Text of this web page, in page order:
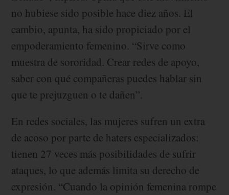
no hubiese sido posible hace diez años. El
cambio, apunta, ha sido propiciado por el
empoderamiento femenino. “Sirve como
muestra de sororidad. Crear redes de apoyo,
saber con qué compañeras puedes hablar sin
que te prejuzguen o te dañen”.
En redes sociales, las mujeres sufren un extra
de acoso por parte de haters especializados:
tienen 27 veces más posibilidades de sufrir
ataques, lo que además limita su derecho de
expresión. “Cuando la opinión femenina rompe